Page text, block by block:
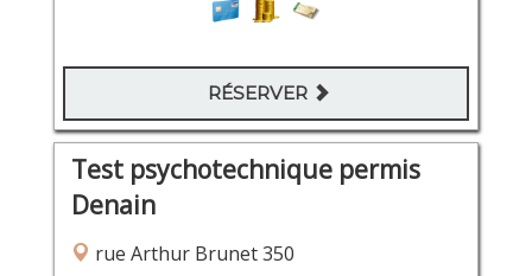
RÉSERVER
Test psychotechnique permis
Denain
rue Arthur Brunet 350